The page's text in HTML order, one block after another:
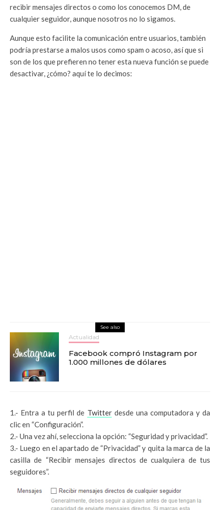
recibir mensajes directos o como los conocemos DM, de
cualquier seguidor, aunque nosotros no lo sigamos.
Aunque esto facilite la comunicación entre usuarios, también
podría prestarse a malos usos como spam o acoso, así que si
son de los que prefieren no tener esta nueva función se puede
desactivar, ¿cómo? aquí te lo decimos:
See also
Actualidad
Facebook compró Instagram por
1.000 millones de dólares
1.- Entra a tu perfil de Twitterdesde una computadora y da
clic en “Configuración”.
2.- Una vez ahí, selecciona la opción: “Seguridad y privacidad”.
3.- Luego en el apartado de “Privacidad” y quita la marca de la
casilla de “Recibir mensajes directos de cualquiera de tus
seguidores”.